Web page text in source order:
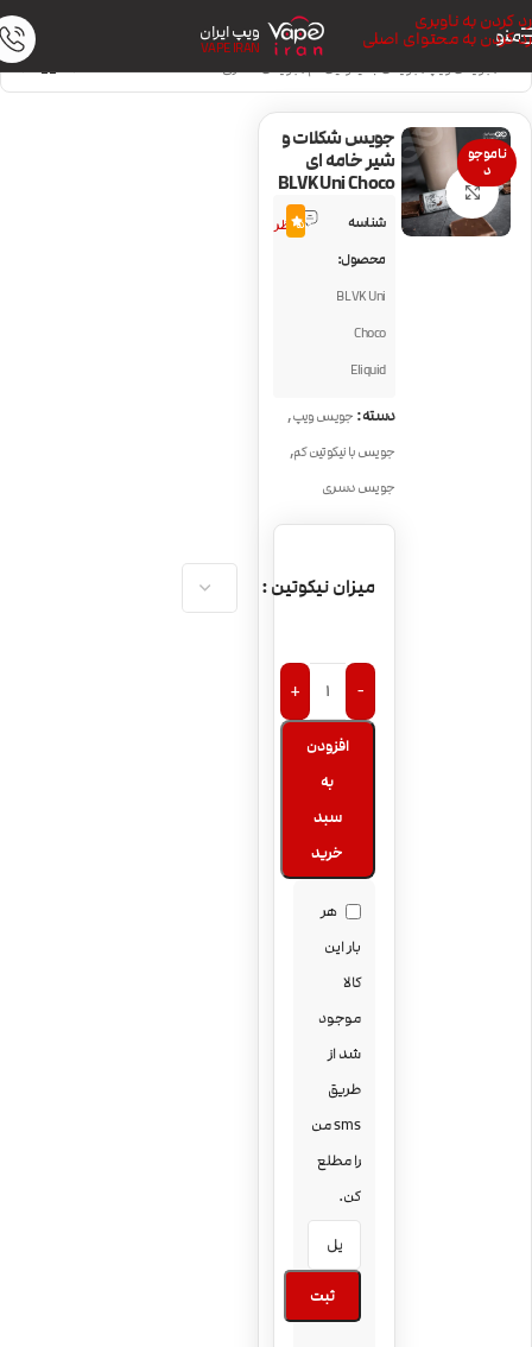
رد کردن به ناوبری
رد کردن به محتوای اصلی
منو ویپ ایران
VAPE IRAN
خانه/جویس ویپ/جویس با نیکوتین کم/جویس دسری
ناموجو
د
بزرگنمایی تصویر
جویس شکلات و
شیر خامه ای
BLVK Uni Choco
شناسه
محصول:
BLVK Uni
Choco
Eliquid
2
نظر5.0
دسته: جویس ویپ,
جویس با نیکوتین کم,
جویس دسری
میزان نیکوتین
-
+
افزودن
به
سبد
خرید
هر
بار این
کالا
موجود
شد از
طریق
sms من
را مطلع
کن.
ثبت